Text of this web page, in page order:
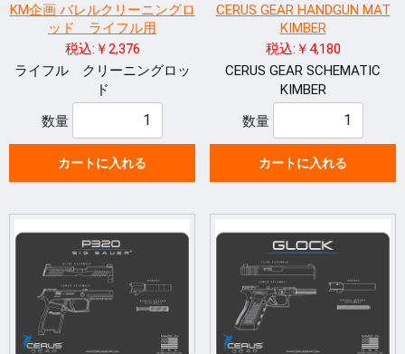
KM企画 バレルクリーニングロ
ッド ライフル用
税込:￥2,376
ライフル クリーニングロッ
ド
数量
カートに入れる
CERUS GEAR HANDGUN MAT
KIMBER
税込:￥4,180
CERUS GEAR SCHEMATIC
KIMBER
数量
カートに入れる